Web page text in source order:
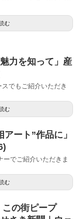
む
力を知って」産
でもご紹介いただき
む
ート”作品に」
ーでご紹介いただきま
む
の街ピープ